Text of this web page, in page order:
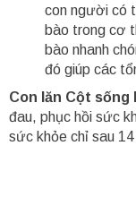
con người có
bào trong cơ
bào nhanh
đó giúp các
Con lăn Cột sống
đau, phục hồi sức
sức khỏe chỉ sau